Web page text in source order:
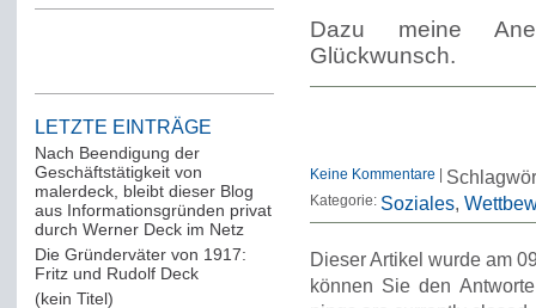
LETZTE EINTRÄGE
Nach Beendigung der
Geschäftstätigkeit von
malerdeck, bleibt dieser Blog
aus Informationsgründen privat
durch Werner Deck im Netz
Die Gründerväter von 1917:
Fritz und Rudolf Deck
(kein Titel)
Dazu meine
Glückwunsch.
Keine Kommentare
Kategorie: Soziales
Dieser Artikel wurde am
können Sie den